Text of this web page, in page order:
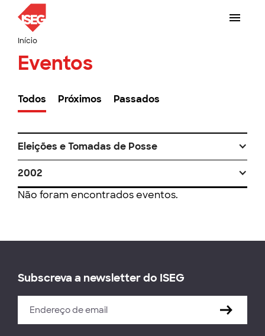
Início
Eventos
Todos Próximos Passados
Eleições e Tomadas de Posse
2002
Não foram encontrados eventos.
Subscreva a newsletter do ISEG